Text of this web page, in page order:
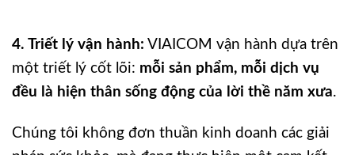
4. Triết lý vận hành: VIAICOM vận hành dựa trên
một triết lý cốt lõi: mỗi sản phẩm, mỗi dịch vụ
đều là hiện thân sống động của lời thề năm xưa.
Chúng tôi không đơn thuần kinh doanh các giải